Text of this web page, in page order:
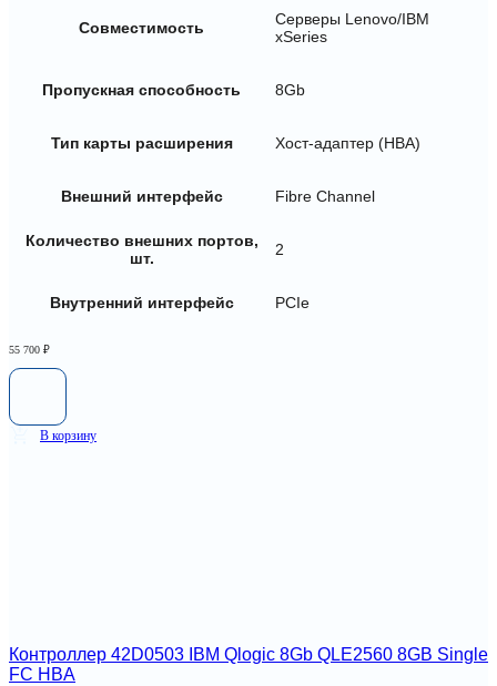
Совместимость
Серверы Lenovo/IBM
xSeries
Пропускная способность 8Gb
Тип карты расширения Хост-адаптер (HBA)
Внешний интерфейс Fibre Channel
Количество внешних портов,
шт.
2
Внутренний интерфейс PCIe
55 700 ₽
В корзину
Контроллер 42D0503 IBM Qlogic 8Gb QLE2560 8GB Single
FC HBA